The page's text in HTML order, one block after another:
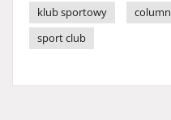
klub sportowy
column
sport club